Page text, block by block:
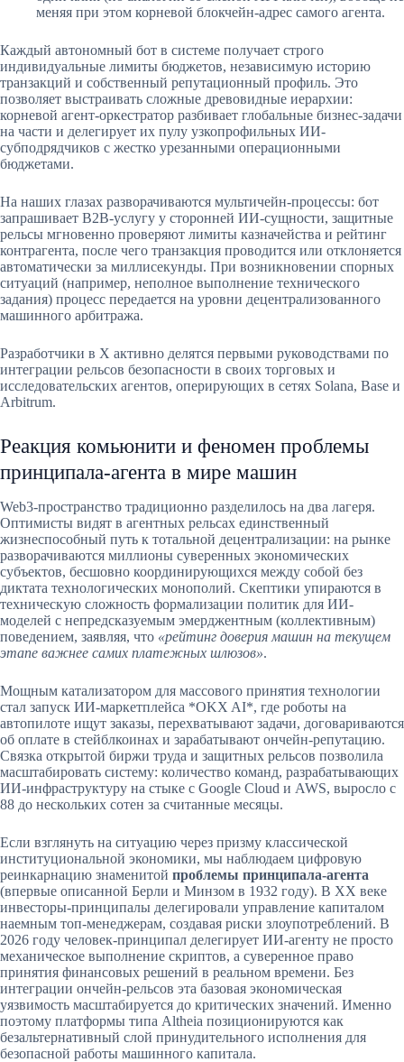
меняя при этом корневой блокчейн-адрес самого агента.
Каждый автономный бот в системе получает строго
индивидуальные лимиты бюджетов, независимую историю
транзакций и собственный репутационный профиль. Это
позволяет выстраивать сложные древовидные иерархии:
корневой агент-оркестратор разбивает глобальные бизнес-задачи
на части и делегирует их пулу узкопрофильных ИИ-
субподрядчиков с жестко урезанными операционными
бюджетами.
На наших глазах разворачиваются мультичейн-процессы: бот
запрашивает B2B-услугу у сторонней ИИ-сущности, защитные
рельсы мгновенно проверяют лимиты казначейства и рейтинг
контрагента, после чего транзакция проводится или отклоняется
автоматически за миллисекунды. При возникновении спорных
ситуаций (например, неполное выполнение технического
задания) процесс передается на уровни децентрализованного
машинного арбитража.
Разработчики в X активно делятся первыми руководствами по
интеграции рельсов безопасности в своих торговых и
исследовательских агентов, оперирующих в сетях Solana, Base и
Arbitrum.
Реакция комьюнити и феномен проблемы
принципала-агента в мире машин
Web3-пространство традиционно разделилось на два лагеря.
Оптимисты видят в агентных рельсах единственный
жизнеспособный путь к тотальной децентрализации: на рынке
разворачиваются миллионы суверенных экономических
субъектов, бесшовно координирующихся между собой без
диктата технологических монополий. Скептики упираются в
техническую сложность формализации политик для ИИ-
моделей с непредсказуемым эмерджентным (коллективным)
поведением, заявляя, что «рейтинг доверия машин на текущем
этапе важнее самих платежных шлюзов».
Мощным катализатором для массового принятия технологии
стал запуск ИИ-маркетплейса *OKX AI*, где роботы на
автопилоте ищут заказы, перехватывают задачи, договариваются
об оплате в стейблкоинах и зарабатывают ончейн-репутацию.
Связка открытой биржи труда и защитных рельсов позволила
масштабировать систему: количество команд, разрабатывающих
ИИ-инфраструктуру на стыке с Google Cloud и AWS, выросло с
88 до нескольких сотен за считанные месяцы.
Если взглянуть на ситуацию через призму классической
институциональной экономики, мы наблюдаем цифровую
реинкарнацию знаменитой проблемы принципала-агента
(впервые описанной Берли и Минзом в 1932 году). В XX веке
инвесторы-принципалы делегировали управление капиталом
наемным топ-менеджерам, создавая риски злоупотреблений. В
2026 году человек-принципал делегирует ИИ-агенту не просто
механическое выполнение скриптов, а суверенное право
принятия финансовых решений в реальном времени. Без
интеграции ончейн-рельсов эта базовая экономическая
уязвимость масштабируется до критических значений. Именно
поэтому платформы типа Altheia позиционируются как
безальтернативный слой принудительного исполнения для
безопасной работы машинного капитала.